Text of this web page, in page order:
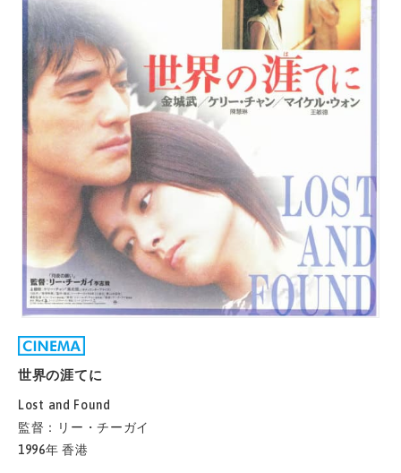
世界の涯てに
Lost and Found
監督：リー・チーガイ
1996年 香港